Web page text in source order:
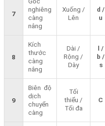
7
nghiêng
càng
nâng
Xuống /
Lên
d /
u
8
Kích
thước
càng
nâng
Dài /
Rộng /
Dày
l /
b /
s
9
Biên độ
dịch
chuyển
càng
Tối
thiểu /
Tối đa
C